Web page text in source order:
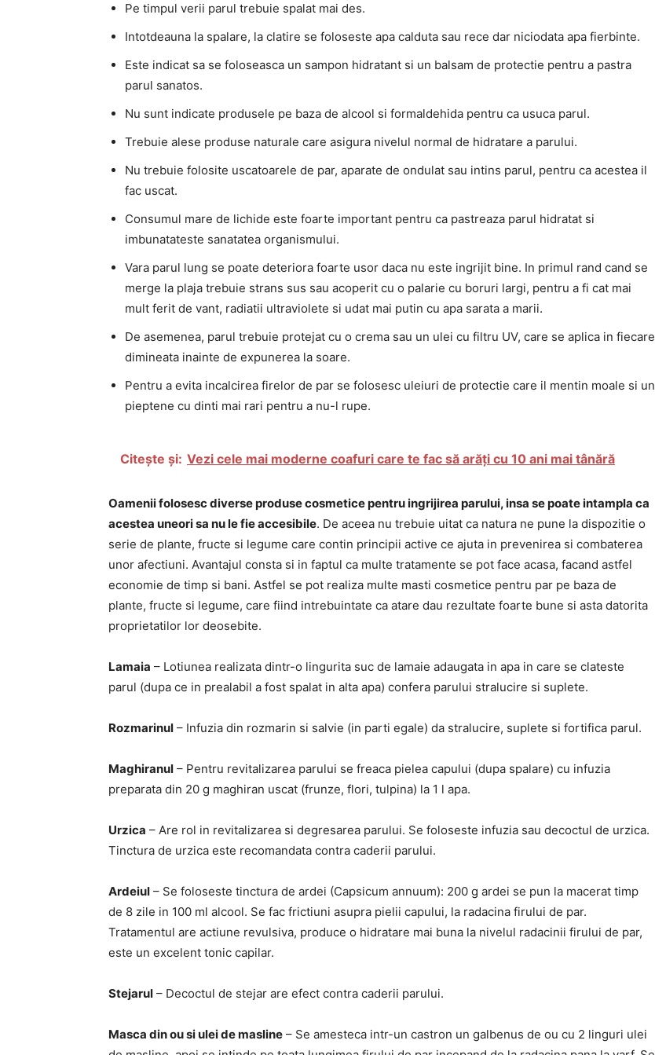
Pe timpul verii parul trebuie spalat mai des.
Intotdeauna la spalare, la clatire se foloseste apa calduta sau rece dar niciodata apa fierbinte.
Este indicat sa se foloseasca un sampon hidratant si un balsam de protectie pentru a pastra
parul sanatos.
Nu sunt indicate produsele pe baza de alcool si formaldehida pentru ca usuca parul.
Trebuie alese produse naturale care asigura nivelul normal de hidratare a parului.
Nu trebuie folosite uscatoarele de par, aparate de ondulat sau intins parul, pentru ca acestea il
fac uscat.
Consumul mare de lichide este foarte important pentru ca pastreaza parul hidratat si
imbunatateste sanatatea organismului.
Vara parul lung se poate deteriora foarte usor daca nu este ingrijit bine. In primul rand cand se
merge la plaja trebuie strans sus sau acoperit cu o palarie cu boruri largi, pentru a fi cat mai
mult ferit de vant, radiatii ultraviolete si udat mai putin cu apa sarata a marii.
De asemenea, parul trebuie protejat cu o crema sau un ulei cu filtru UV, care se aplica in fiecare
dimineata inainte de expunerea la soare.
Pentru a evita incalcirea firelor de par se folosesc uleiuri de protectie care il mentin moale si un
pieptene cu dinti mai rari pentru a nu-l rupe.
Citește și: Vezi cele mai moderne coafuri care te fac să arăți cu 10 ani mai tânără
Oamenii folosesc diverse produse cosmetice pentru ingrijirea parului, insa se poate intampla ca
acestea uneori sa nu le fie accesibile. De aceea nu trebuie uitat ca natura ne pune la dispozitie o
serie de plante, fructe si legume care contin principii active ce ajuta in prevenirea si combaterea
unor afectiuni. Avantajul consta si in faptul ca multe tratamente se pot face acasa, facand astfel
economie de timp si bani. Astfel se pot realiza multe masti cosmetice pentru par pe baza de
plante, fructe si legume, care fiind intrebuintate ca atare dau rezultate foarte bune si asta datorita
proprietatilor lor deosebite.
Lamaia – Lotiunea realizata dintr-o lingurita suc de lamaie adaugata in apa in care se clateste
parul (dupa ce in prealabil a fost spalat in alta apa) confera parului stralucire si suplete.
Rozmarinul – Infuzia din rozmarin si salvie (in parti egale) da stralucire, suplete si fortifica parul.
Maghiranul – Pentru revitalizarea parului se freaca pielea capului (dupa spalare) cu infuzia
preparata din 20 g maghiran uscat (frunze, flori, tulpina) la 1 l apa.
Urzica – Are rol in revitalizarea si degresarea parului. Se foloseste infuzia sau decoctul de urzica.
Tinctura de urzica este recomandata contra caderii parului.
Ardeiul – Se foloseste tinctura de ardei (Capsicum annuum): 200 g ardei se pun la macerat timp
de 8 zile in 100 ml alcool. Se fac frictiuni asupra pielii capului, la radacina firului de par.
Tratamentul are actiune revulsiva, produce o hidratare mai buna la nivelul radacinii firului de par,
este un excelent tonic capilar.
Stejarul – Decoctul de stejar are efect contra caderii parului.
Masca din ou si ulei de masline – Se amesteca intr-un castron un galbenus de ou cu 2 linguri ulei